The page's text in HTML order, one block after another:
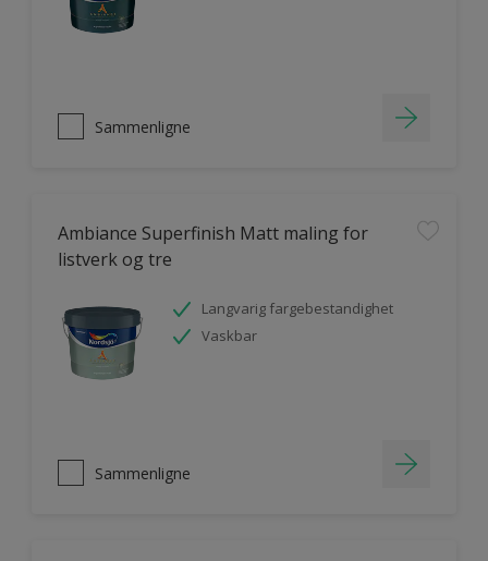
Sammenligne
Ambiance Superfinish Matt maling for
listverk og tre
Langvarig fargebestandighet
Vaskbar
Sammenligne